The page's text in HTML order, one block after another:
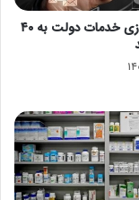
هوشمندسازی خدمات دولت به ۴۰